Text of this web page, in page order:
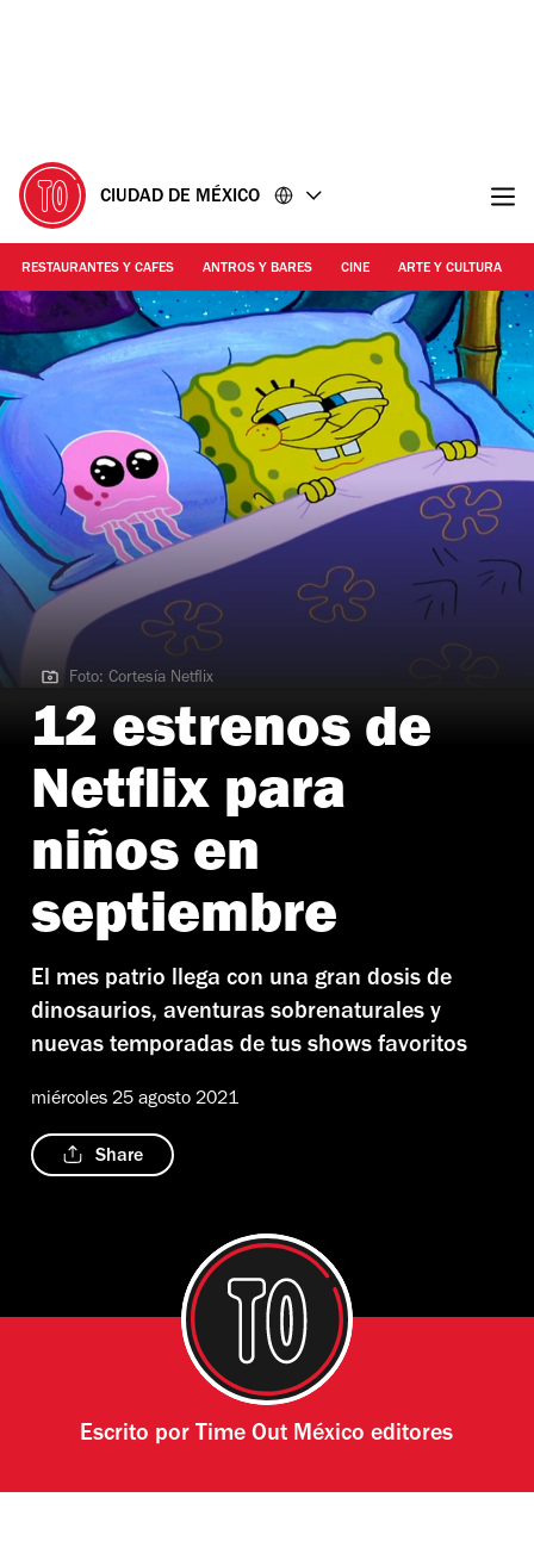
CIUDAD DE MÉXICO
RESTAURANTES Y CAFES ANTROS Y BARES CINE ARTE Y CULTURA
Foto: Cortesía Netflix
Foto: Cortesía Netflix
12 estrenos de
Netflix para
niños en
septiembre
El mes patrio llega con una gran dosis de
dinosaurios, aventuras sobrenaturales y
nuevas temporadas de tus shows favoritos
miércoles 25 agosto 2021
Share
Escrito por Time Out México editores